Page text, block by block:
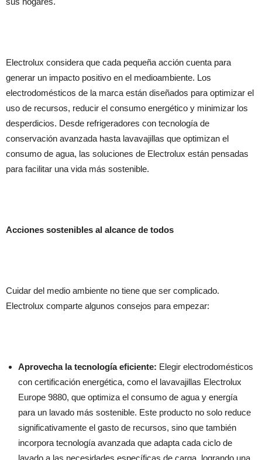
Electrolux considera que cada pequeña acción cuenta para
generar un impacto positivo en el medioambiente. Los
electrodomésticos de la marca están diseñados para optimizar el
uso de recursos, reducir el consumo energético y minimizar los
desperdicios. Desde refrigeradores con tecnología de
conservación avanzada hasta lavavajillas que optimizan el
consumo de agua, las soluciones de Electrolux están pensadas
para facilitar una vida más sostenible.
Acciones sostenibles al alcance de todos
Cuidar del medio ambiente no tiene que ser complicado.
Electrolux comparte algunos consejos para empezar:
Aprovecha la tecnología eficiente: Elegir electrodomésticos
con certificación energética, como el lavavajillas Electrolux
Europe 9880, que optimiza el consumo de agua y energía
para un lavado más sostenible. Este producto no solo reduce
significativamente el gasto de recursos, sino que también
incorpora tecnología avanzada que adapta cada ciclo de
lavado a las necesidades específicas de carga, logrando una